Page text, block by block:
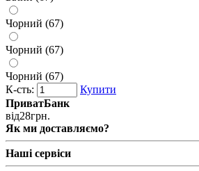
Чорний (67)
Чорний (67)
Чорний (67)
К-сть:
Купити
ПриватБанк
від28грн.
Як ми доставляємо?
Наші сервіси